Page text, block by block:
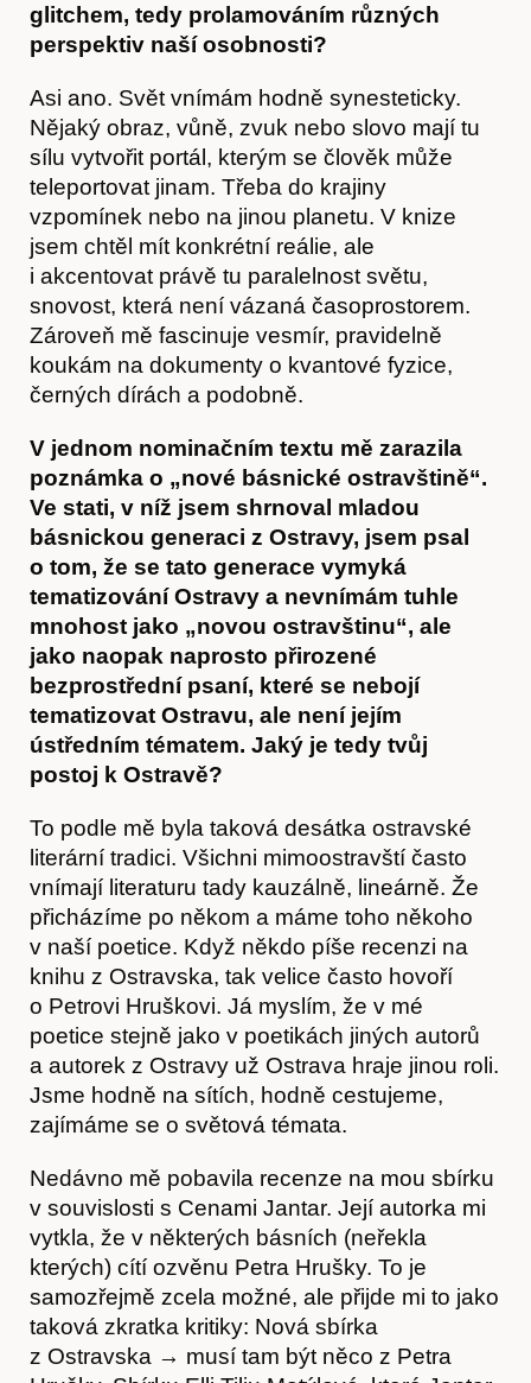
O nás
glitchem, tedy prolamováním různých
perspektiv naší osobnosti?
Asi ano. Svět vnímám hodně synesteticky.
Nějaký obraz, vůně, zvuk nebo slovo mají tu
sílu vytvořit portál, kterým se člověk může
teleportovat jinam. Třeba do krajiny
vzpomínek nebo na jinou planetu. V knize
jsem chtěl mít konkrétní reálie, ale
i akcentovat právě tu paralelnost světu,
snovost, která není vázaná časoprostorem.
Zároveň mě fascinuje vesmír, pravidelně
koukám na dokumenty o kvantové fyzice,
černých dírách a podobně.
V jednom nominačním textu mě zarazila
poznámka o „nové básnické ostravštině“.
Ve stati, v níž jsem shrnoval mladou
básnickou generaci z Ostravy, jsem psal
o tom, že se tato generace vymyká
tematizování Ostravy a nevnímám tuhle
mnohost jako „novou ostravštinu“, ale
jako naopak naprosto přirozené
bezprostřední psaní, které se nebojí
tematizovat Ostravu, ale není jejím
ústředním tématem. Jaký je tedy tvůj
postoj k Ostravě?
To podle mě byla taková desátka ostravské
literární tradici. Všichni mimoostravští často
vnímají literaturu tady kauzálně, lineárně. Že
přicházíme po někom a máme toho někoho
v naší poetice. Když někdo píše recenzi na
knihu z Ostravska, tak velice často hovoří
o Petrovi Hruškovi. Já myslím, že v mé
poetice stejně jako v poetikách jiných autorů
a autorek z Ostravy už Ostrava hraje jinou roli.
Jsme hodně na sítích, hodně cestujeme,
zajímáme se o světová témata.
Nedávno mě pobavila recenze na mou sbírku
v souvislosti s Cenami Jantar. Její autorka mi
vytkla, že v některých básních (neřekla
kterých) cítí ozvěnu Petra Hrušky. To je
samozřejmě zcela možné, ale přijde mi to jako
taková zkratka kritiky: Nová sbírka
z Ostravska → musí tam být něco z Petra